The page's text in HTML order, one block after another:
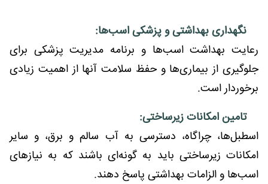
نگهداری بهداشتی و پزشکی اسب‌ها:
رعایت بهداشت اسب‌ها و برنامه مدیریت پزشکی برای
جلوگیری از بیماری‌ها و حفظ سلامت آنها از اهمیت زیادی
برخوردار است.
تامین امکانات زیرساختی:
اسطبل‌ها، چراگاه، دسترسی به آب سالم و برق، و سایر
امکانات زیرساختی باید به گونه‌ای باشند که به نیازهای
اسب‌ها و الزامات بهداشتی پاسخ دهند.